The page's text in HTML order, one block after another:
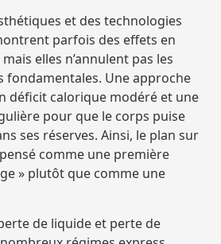
et des technologies
parfois des effets en
elles n’annulent pas les
fondamentales. Une approche
déficit calorique modéré et une
pour que le corps puise
ses réserves. Ainsi, le plan sur
comme une première
» plutôt que comme une
de liquide et perte de